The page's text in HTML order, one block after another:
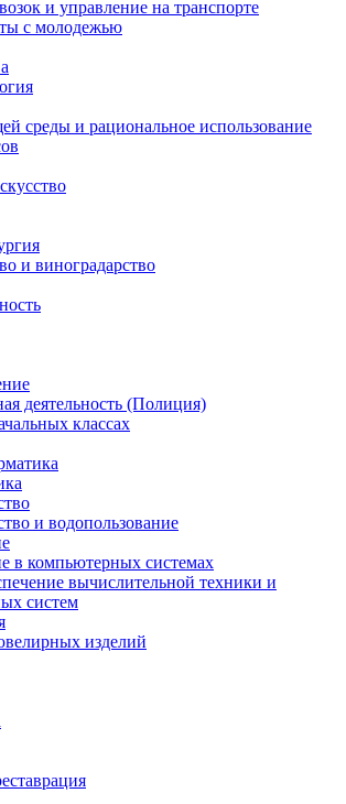
и управление на транспорте
с молодежью
среды и рациональное использование
и виноградарство
деятельность (Полиция)
классах
и водопользование
в компьютерных системах
вычислительной техники и
систем
изделий